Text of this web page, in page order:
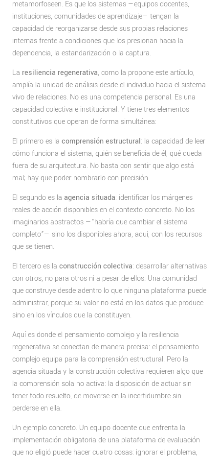
metamorfoseen. Es que los sistemas —equipos docentes,
instituciones, comunidades de aprendizaje— tengan la
capacidad de reorganizarse desde sus propias relaciones
internas frente a condiciones que los presionan hacia la
dependencia, la estandarización o la captura.
La resiliencia regenerativa, como la propone este artículo,
amplía la unidad de análisis desde el individuo hacia el sistema
vivo de relaciones. No es una competencia personal. Es una
capacidad colectiva e institucional. Y tiene tres elementos
constitutivos que operan de forma simultánea:
El primero es la comprensión estructural: la capacidad de leer
cómo funciona el sistema, quién se beneficia de él, qué queda
fuera de su arquitectura. No basta con sentir que algo está
mal; hay que poder nombrarlo con precisión.
El segundo es la agencia situada: identificar los márgenes
reales de acción disponibles en el contexto concreto. No los
imaginarios abstractos —”habría que cambiar el sistema
completo”— sino los disponibles ahora, aquí, con los recursos
que se tienen.
El tercero es la construcción colectiva: desarrollar alternativas
con otros, no para otros ni a pesar de ellos. Una comunidad
que construye desde adentro lo que ninguna plataforma puede
administrar, porque su valor no está en los datos que produce
sino en los vínculos que la constituyen.
Aquí es donde el pensamiento complejo y la resiliencia
regenerativa se conectan de manera precisa: el pensamiento
complejo equipa para la comprensión estructural. Pero la
agencia situada y la construcción colectiva requieren algo que
la comprensión sola no activa: la disposición de actuar sin
tener todo resuelto, de moverse en la incertidumbre sin
perderse en ella.
Un ejemplo concreto. Un equipo docente que enfrenta la
implementación obligatoria de una plataforma de evaluación
que no eligió puede hacer cuatro cosas: ignorar el problema,